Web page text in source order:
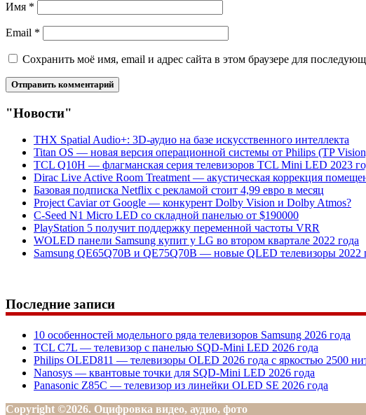
Имя *
Email *
Сохранить моё имя, email и адрес сайта в этом браузере для
"Новости"
THX Spatial Audio+: 3D-аудио на базе искусственного интеллекта
Titan OS — новая версия операционной системы от Philips (TP
TCL Q10H — флагманская серия телевизоров TCL Mini LED 2023
Dirac Live Active Room Treatment — акустическая коррекция
Базовая подписка Netflix с рекламой стоит 4,99 евро в месяц
Project Caviar от Google — конкурент Dolby Vision и Dolby Atmos?
C-Seed N1 Micro LED со складной панелью от $190000
PlayStation 5 получит поддержку переменной частоты VRR
WOLED панели Samsung купит у LG во втором квартале 2022 года
Samsung QE65Q70B и QE75Q70B — новые QLED телевизоры 2022
Последние записи
10 особенностей модельного ряда телевизоров Samsung 2026 года
TCL C7L — телевизор с панелью SQD-Mini LED 2026 года
Philips OLED811 — телевизоры OLED 2026 года с яркостью 2500
Nanosys — квантовые точки для SQD-Mini LED 2026 года
Panasonic Z85C — телевизор из линейки OLED SE 2026 года
Copyright ©2026. Оцифровка видео, аудио, фото